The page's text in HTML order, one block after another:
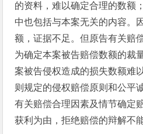
的资料，难以确定合理的数额
中也包括与本案无关的内容。
额，证据不足。但原告有关赔
为确定本案被告赔偿数额的裁
案被告侵权造成的损失数额难
则规定的侵权赔偿原则和公平
有关赔偿合理因素及情节确定
获利为由，拒绝赔偿的辩解不